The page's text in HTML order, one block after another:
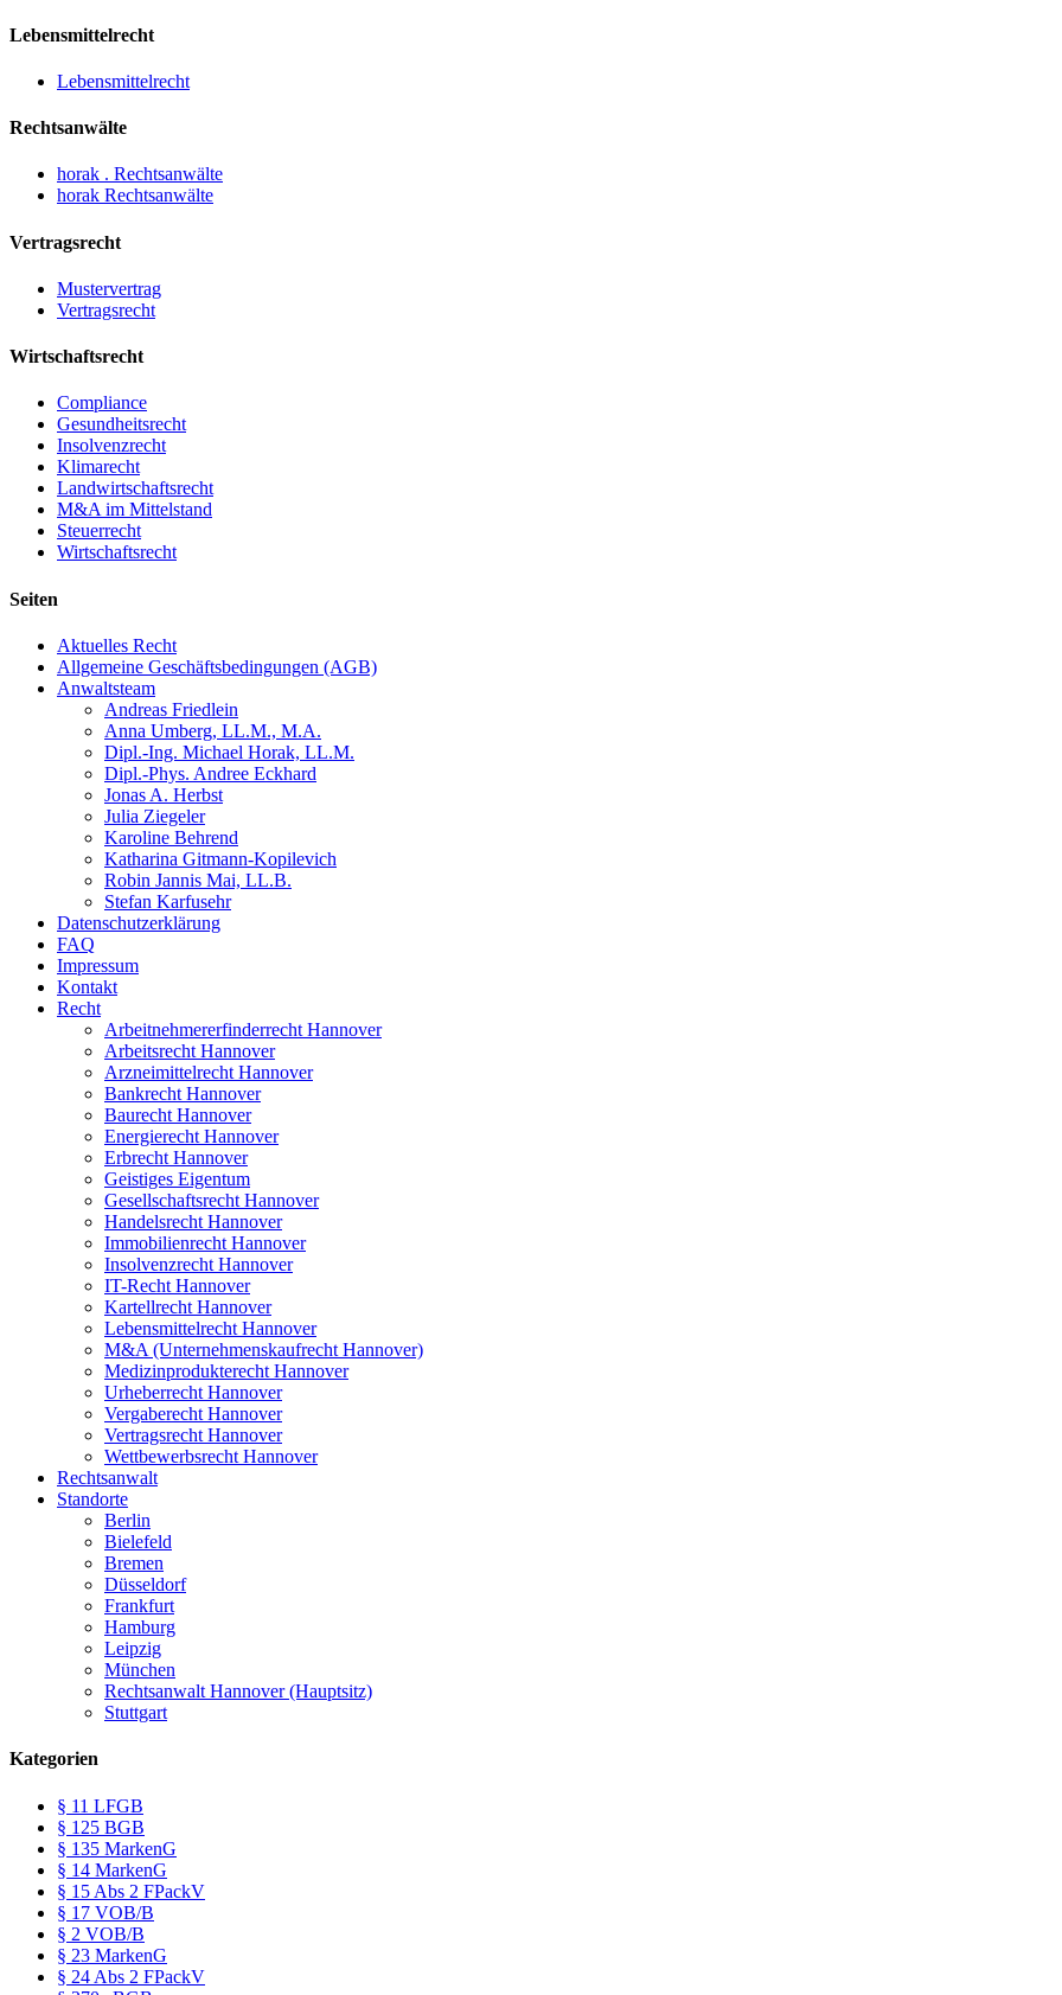
Lebensmittelrecht
Lebensmittelrecht
Rechtsanwälte
horak . Rechtsanwälte
horak Rechtsanwälte
Vertragsrecht
Mustervertrag
Vertragsrecht
Wirtschaftsrecht
Compliance
Gesundheitsrecht
Insolvenzrecht
Klimarecht
Landwirtschaftsrecht
M&A im Mittelstand
Steuerrecht
Wirtschaftsrecht
Seiten
Aktuelles Recht
Allgemeine Geschäftsbedingungen (AGB)
Anwaltsteam
Andreas Friedlein
Anna Umberg, LL.M., M.A.
Dipl.-Ing. Michael Horak, LL.M.
Dipl.-Phys. Andree Eckhard
Jonas A. Herbst
Julia Ziegeler
Karoline Behrend
Katharina Gitmann-Kopilevich
Robin Jannis Mai, LL.B.
Stefan Karfusehr
Datenschutzerklärung
FAQ
Impressum
Kontakt
Recht
Arbeitnehmererfinderrecht Hannover
Arbeitsrecht Hannover
Arzneimittelrecht Hannover
Bankrecht Hannover
Baurecht Hannover
Energierecht Hannover
Erbrecht Hannover
Geistiges Eigentum
Gesellschaftsrecht Hannover
Handelsrecht Hannover
Immobilienrecht Hannover
Insolvenzrecht Hannover
IT-Recht Hannover
Kartellrecht Hannover
Lebensmittelrecht Hannover
M&A (Unternehmenskaufrecht Hannover)
Medizinprodukterecht Hannover
Urheberrecht Hannover
Vergaberecht Hannover
Vertragsrecht Hannover
Wettbewerbsrecht Hannover
Rechtsanwalt
Standorte
Berlin
Bielefeld
Bremen
Düsseldorf
Frankfurt
Hamburg
Leipzig
München
Rechtsanwalt Hannover (Hauptsitz)
Stuttgart
Kategorien
§ 11 LFGB
§ 125 BGB
§ 135 MarkenG
§ 14 MarkenG
§ 15 Abs 2 FPackV
§ 17 VOB/B
§ 2 VOB/B
§ 23 MarkenG
§ 24 Abs 2 FPackV